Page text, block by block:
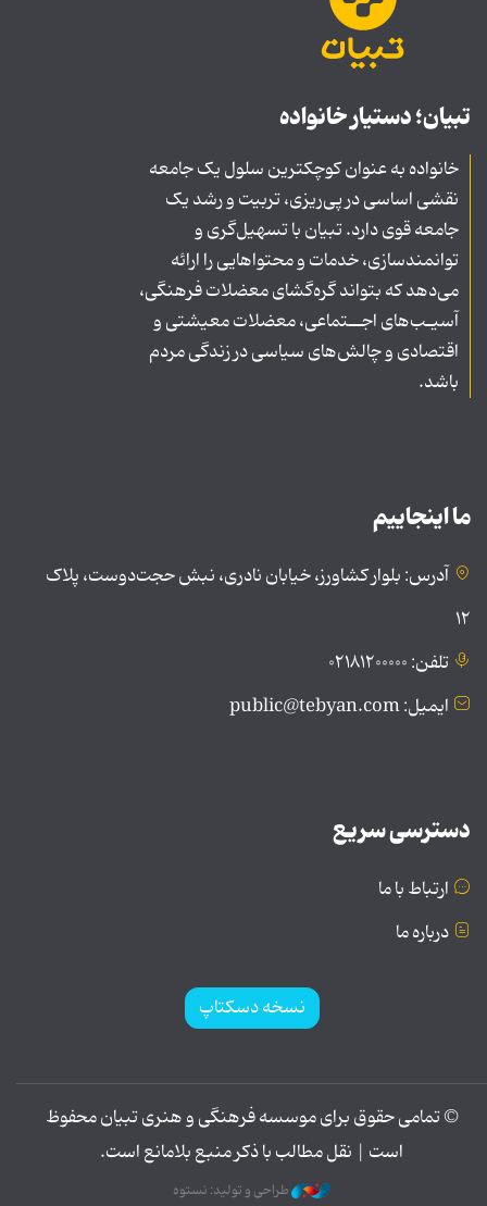
تبیان؛ دستیار خانواده
خانواده به عنوان کوچکترین سلول یک جامعه
نقشی اساسی در پی‌ریزی، تربیت و رشد یک
جامعه قوی دارد. تبیان با تسهیل‌گری و
توانمندسازی، خدمات و محتواهایی را ارائه
می‌دهد که بتواند گره‌گشای معضلات فرهنگی،
آسیـب‌های اجــتماعی، معضلات معیشتی و
اقتصادی و چالش‌های سیاسی در زندگی مردم
باشد.
ما اینجاییم
آدرس: بلوار کشاورز، خیابان نادری، نبش حجت‌دوست، پلاک
۱۲
تلفن: ۰۲۱۸۱۲۰۰۰۰۰
ایمیل: public@tebyan.com
دسترسی سریع
ارتباط با ما
درباره ما
نسخه دسکتاپ
© تمامی حقوق برای موسسه فرهنگی و هنری تبیان محفوظ
است | نقل مطالب با ذکر منبع بلامانع است.
طراحی و تولید: نستوه